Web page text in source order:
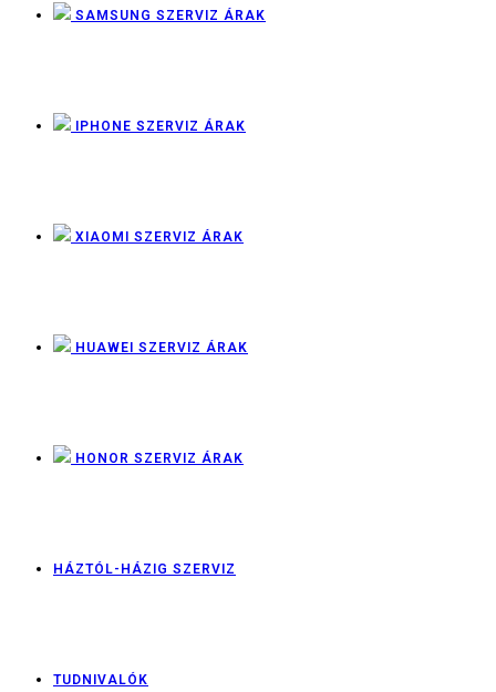
SAMSUNG SZERVIZ ÁRAK
IPHONE SZERVIZ ÁRAK
XIAOMI SZERVIZ ÁRAK
HUAWEI SZERVIZ ÁRAK
HONOR SZERVIZ ÁRAK
HÁZTÓL-HÁZIG SZERVIZ
TUDNIVALÓK